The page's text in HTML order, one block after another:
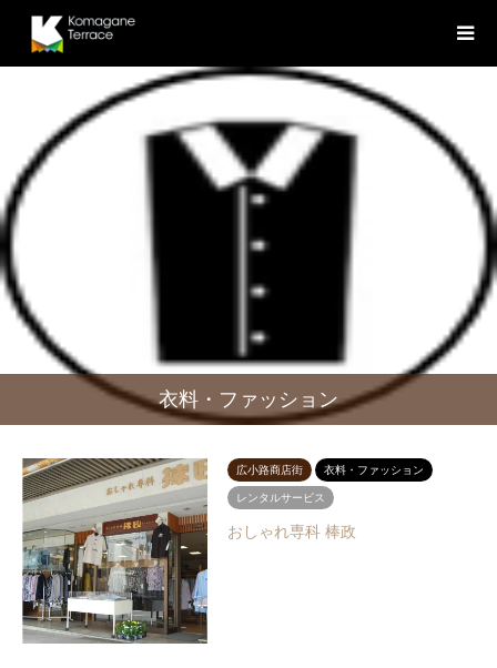
衣料・ファッション
広小路商店街 衣料・ファッション
レンタルサービス
おしゃれ専科 棒政